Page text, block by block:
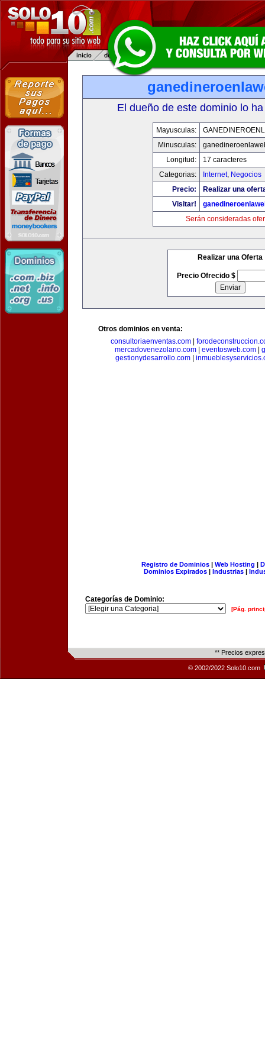
El dueño de este dominio lo
Mayusculas:
Minusculas:
Longitud:
17 caracteres
Categorias:
Internet, Negocios
Precio:
Realizar una
Visitar!
Serán consideradas
Realizar una Oferta
Precio Ofrecido $
Otros dominios en venta:
consultoriaenventas.com
mercadovenezolano.com
eventosweb.com
gestionydesarrollo.com
Registro de Dominios| Web Hosting |
Dominios Expirados | Industrias |
Categorías de Dominio:
[Pág.
** Precios
© 2002/2022 Solo10.com